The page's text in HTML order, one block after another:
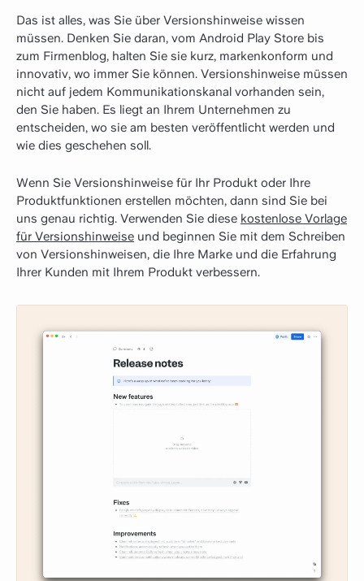
Das ist alles, was Sie über Versionshinweise wissen
müssen. Denken Sie daran, vom Android Play Store bis
zum Firmenblog, halten Sie sie kurz, markenkonform und
innovativ, wo immer Sie können. Versionshinweise müssen
nicht auf jedem Kommunikationskanal vorhanden sein,
den Sie haben. Es liegt an Ihrem Unternehmen zu
entscheiden, wo sie am besten veröffentlicht werden und
wie dies geschehen soll.
Wenn Sie Versionshinweise für Ihr Produkt oder Ihre
Produktfunktionen erstellen möchten, dann sind Sie bei
uns genau richtig. Verwenden Sie diese kostenlose Vorlage
für Versionshinweise und beginnen Sie mit dem Schreiben
von Versionshinweisen, die Ihre Marke und die Erfahrung
Ihrer Kunden mit Ihrem Produkt verbessern.